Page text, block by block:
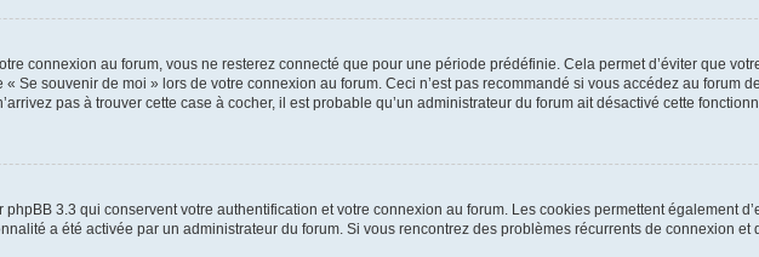
connexion au forum, vous ne resterez connecté que pour une période prédéfinie. Cela permet d’éviter que
Se souvenir de moi » lors de votre connexion au forum. Ceci n’est pas recommandé si vous accédez au forum
pas à trouver cette case à cocher, il est probable qu’un administrateur du forum ait désactivé cette
3.3 qui conservent votre authentification et votre connexion au forum. Les cookies permettent également
a été activée par un administrateur du forum. Si vous rencontrez des problèmes récurrents de connexion et